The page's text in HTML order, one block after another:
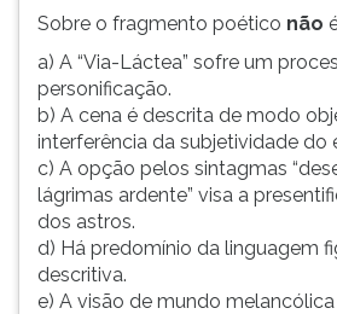
Sobre o fragmento poético não
a) A “Via-Láctea” sofre um
personificação.
b) A cena é descrita de modo
interferência da subjetividade do
c) A opção pelos sintagmas
lágrimas ardente” visa a
dos astros.
d) Há predomínio da linguagem
descritiva.
e) A visão de mundo